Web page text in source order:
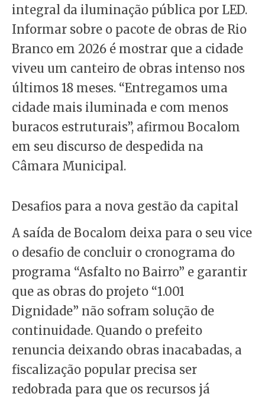
integral da iluminação pública por LED.
Informar sobre o pacote de obras de Rio
Branco em 2026 é mostrar que a cidade
viveu um canteiro de obras intenso nos
últimos 18 meses. “Entregamos uma
cidade mais iluminada e com menos
buracos estruturais”, afirmou Bocalom
em seu discurso de despedida na
Câmara Municipal.
Desafios para a nova gestão da capital
A saída de Bocalom deixa para o seu vice
o desafio de concluir o cronograma do
programa “Asfalto no Bairro” e garantir
que as obras do projeto “1.001
Dignidade” não sofram solução de
continuidade. Quando o prefeito
renuncia deixando obras inacabadas, a
fiscalização popular precisa ser
redobrada para que os recursos já